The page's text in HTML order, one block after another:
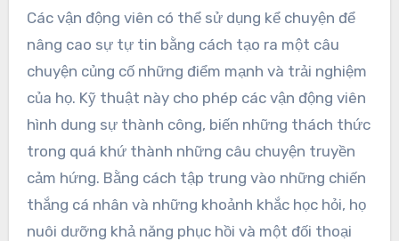
Các vận động viên có thể sử dụng kể chuyện để
nâng cao sự tự tin bằng cách tạo ra một câu
chuyện củng cố những điểm mạnh và trải nghiệm
của họ. Kỹ thuật này cho phép các vận động viên
hình dung sự thành công, biến những thách thức
trong quá khứ thành những câu chuyện truyền
cảm hứng. Bằng cách tập trung vào những chiến
thắng cá nhân và những khoảnh khắc học hỏi, họ
nuôi dưỡng khả năng phục hồi và một đối thoại